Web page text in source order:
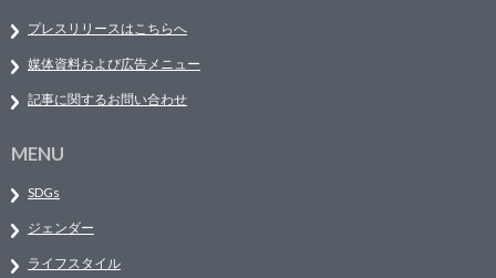
プレスリリースはこちらへ
媒体資料および広告メニュー
記事に関するお問い合わせ
MENU
SDGs
ジェンダー
ライフスタイル